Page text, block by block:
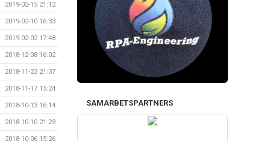
2019-02-15 21:12
2019-02-10 16:33
2019-02-02 17:48
2018-12-08 16:02
2018-11-23 21:37
2018-11-17 15:24
2018-10-13 16:14
2018-10-10 21:23
2018-10-06 15:26
SAMARBETSPARTNERS